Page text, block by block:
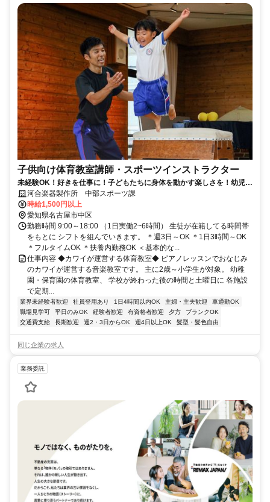
子供向け体育教室講師・スポーツインストラクター
未経験OK！好きを仕事に！子どもたちに身体を動かす楽しさを！幼児~
小学生向け体育教室講師★
河合楽器製作所 中部スポーツ課
時給1,500円以上
愛知県名古屋市中区
勤務時間 9:00～18:00 （1日実働2~6時間） 生徒が在籍してる時間帯
をもとに シフトを組んでいきます。 ＊週3日～OK ＊1日3時間～OK
＊フルタイムOK ＊扶養内勤務OK ＜基本的な...
仕事内容 ◆カワイが運営する体育教室◆ ピアノレッスンでおなじみ
のカワイが運営する音楽教室です。 主に2歳～小学生が対象。 幼稚
園・保育園の体育教室、 学校が終わった後の時間と土曜日に 各施設
で定期...
業界未経験者歓迎 社員登用あり 1日4時間以内OK 主婦・主夫歓迎
車通勤OK
職場見学可
平日のみOK 経験者歓迎 有資格者歓迎 夕方
ブランクOK
交通費支給
長期歓迎 週2・3日からOK 週4日以上OK 髪型・髪色自由
同じ企業の求人
業務委託